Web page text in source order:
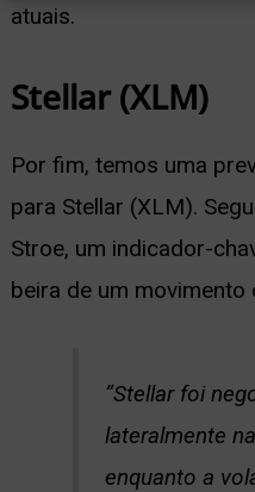
atuais.
Stellar (XLM)
Por fim, temos uma
para Stellar (XLM).
Stroe, um indicador-
beira de um movimento
“Stellar foi
lateralmente
enquanto a